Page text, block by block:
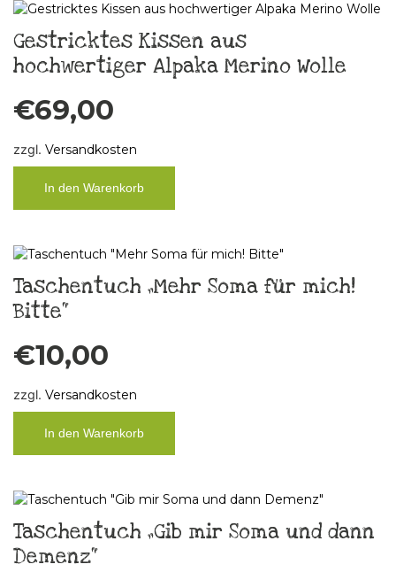
Gestricktes Kissen aus
hochwertiger Alpaka Merino Wolle
€69,00
zzgl. Versandkosten
In den Warenkorb
Taschentuch „Mehr Soma für mich!
Bitte“
€10,00
zzgl. Versandkosten
In den Warenkorb
Taschentuch „Gib mir Soma und dann
Demenz“